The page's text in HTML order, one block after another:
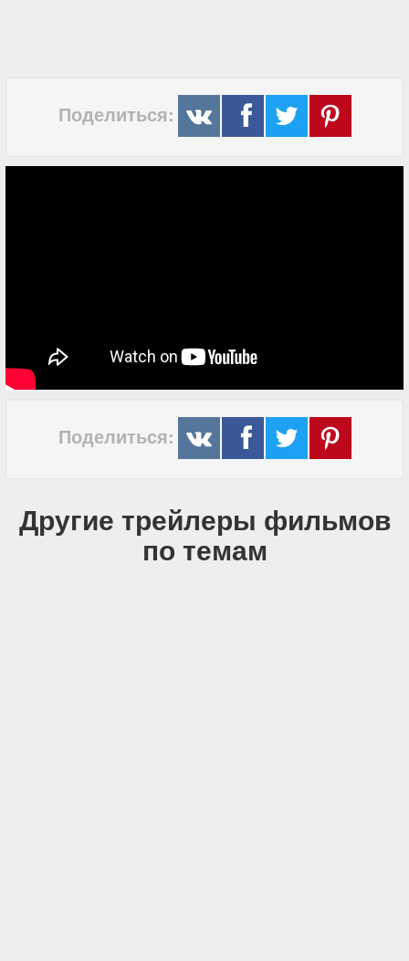
Поделиться:
Поделиться:
Другие трейлеры фильмов
по темам